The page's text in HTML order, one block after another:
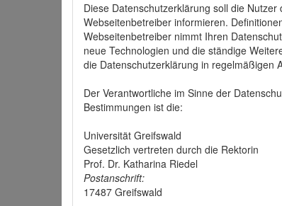
Diese Datenschutzerklärung soll die
Webseitenbetreiber informieren.
Webseitenbetreiber nimmt Ihren
neue Technologien und die ständige
die Datenschutzerklärung in regelmäßigen
Der Verantwortliche im Sinne der
Bestimmungen ist die:
Universität Greifswald
Gesetzlich vertreten durch die Rektorin
Prof. Dr. Katharina Riedel
Postanschrift:
17487 Greifswald